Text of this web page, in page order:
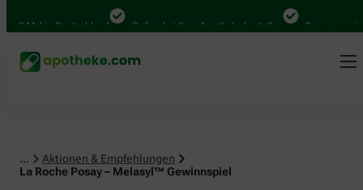
in Deutschland Online bei Ihrer Apotheke bestellen Bequem zwischen
...
Aktionen & Empfehlungen
La Roche Posay – Melasyl™ Gewinnspiel